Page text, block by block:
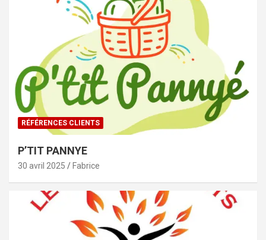
RÉFÉRENCES CLIENTS
P’TIT PANNYE
30 avril 2025 Fabrice